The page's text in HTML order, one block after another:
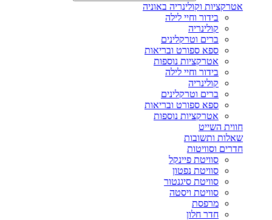
אטרקציות וקולינריה באוניה
בידור וחיי לילה
קולינריה​
ברים וטרקלינים​
ספא ספורט ובריאות
אטרקציות נוספות​
בידור וחיי לילה
קולינריה​
ברים וטרקלינים​
ספא ספורט ובריאות
אטרקציות נוספות​
חווית השייט
שאלות ותשובות
חדרים וסוויטות
סוויטת פיינקל
סוויטת נפטון
סוויטת סיגנטור
סוויטת ויסטה
מרפסת
חדר חלון